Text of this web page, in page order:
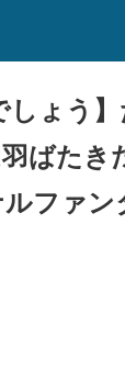
しょう
羽ばたき
ファン